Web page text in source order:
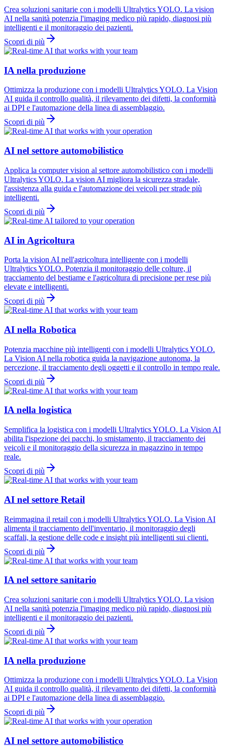
Crea soluzioni sanitarie con i modelli Ultralytics YOLO. La vision
AI nella sanità potenzia l'imaging medico più rapido, diagnosi più
intelligenti e il monitoraggio dei pazienti.
Scopri di più
IA nella produzione
Ottimizza la produzione con i modelli Ultralytics YOLO. La Vision
AI guida il controllo qualità, il rilevamento dei difetti, la conformità
ai DPI e l'automazione della linea di assemblaggio.
Scopri di più
AI nel settore automobilistico
Applica la computer vision al settore automobilistico con i modelli
Ultralytics YOLO. La vision AI migliora la sicurezza stradale,
l'assistenza alla guida e l'automazione dei veicoli per strade più
intelligenti.
Scopri di più
AI in Agricoltura
Porta la vision AI nell'agricoltura intelligente con i modelli
Ultralytics YOLO. Potenzia il monitoraggio delle colture, il
tracciamento del bestiame e l'agricoltura di precisione per rese più
elevate e intelligenti.
Scopri di più
AI nella Robotica
Potenzia macchine più intelligenti con i modelli Ultralytics YOLO.
La Vision AI nella robotica guida la navigazione autonoma, la
percezione, il tracciamento degli oggetti e il controllo in tempo reale.
Scopri di più
IA nella logistica
Semplifica la logistica con i modelli Ultralytics YOLO. La Vision AI
abilita l'ispezione dei pacchi, lo smistamento, il tracciamento dei
veicoli e il monitoraggio della sicurezza in magazzino in tempo
reale.
Scopri di più
AI nel settore Retail
Reimmagina il retail con i modelli Ultralytics YOLO. La Vision AI
alimenta il tracciamento dell'inventario, il monitoraggio degli
scaffali, la gestione delle code e insight più intelligenti sui clienti.
Scopri di più
IA nel settore sanitario
Crea soluzioni sanitarie con i modelli Ultralytics YOLO. La vision
AI nella sanità potenzia l'imaging medico più rapido, diagnosi più
intelligenti e il monitoraggio dei pazienti.
Scopri di più
IA nella produzione
Ottimizza la produzione con i modelli Ultralytics YOLO. La Vision
AI guida il controllo qualità, il rilevamento dei difetti, la conformità
ai DPI e l'automazione della linea di assemblaggio.
Scopri di più
AI nel settore automobilistico